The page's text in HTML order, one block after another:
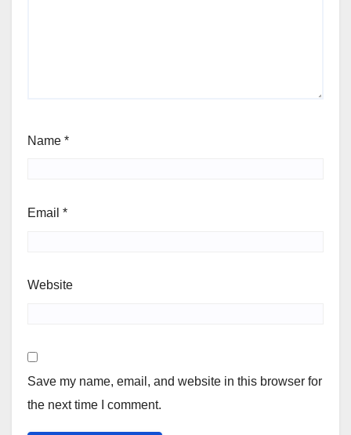
Name *
Email *
Website
Save my name, email, and website in this browser for
the next time I comment.